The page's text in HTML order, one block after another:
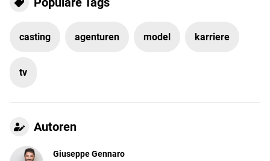
casting agenturen model karriere
tv
Autoren
Giuseppe Gennaro